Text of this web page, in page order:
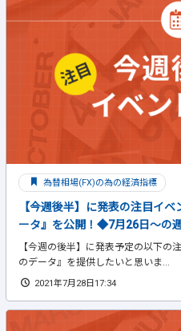
為替相場(FX)の為の経済指標
【今週後半】に発表の注目イ
ータ』を公開！◆7月26日～の
【今週の後半】に発表予定の以下の
のデータ』を提供したいと思いま...
2021年7月28日17:34